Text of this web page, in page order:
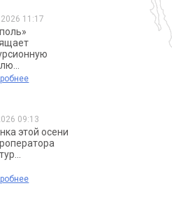
11:17
09:13
этой осени